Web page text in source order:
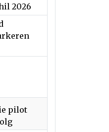
2026
pilot